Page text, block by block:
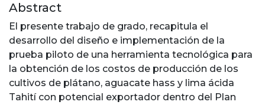
Abstract
El presente trabajo de grado, recapitula el
desarrollo del diseño e implementación de la
prueba piloto de una herramienta tecnológica para
la obtención de los costos de producción de los
cultivos de plátano, aguacate hass y lima ácida
Tahití con potencial exportador dentro del Plan